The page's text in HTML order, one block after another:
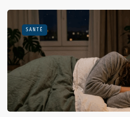
SANTÉ